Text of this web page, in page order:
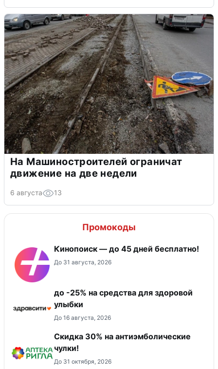
На Машиностроителей ограничат
движение на две недели
6 августа 13
Промокоды
Кинопоиск — до 45 дней бесплатно!
До 31 августа, 2026
до -25% на средства для здоровой
улыбки
До 16 августа, 2026
Скидка 30% на антиэмболические
чулки!
До 31 октября, 2026